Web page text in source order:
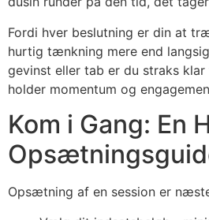
Fordi hver beslutning er din at
hurtig tænkning mere end
gevinst eller tab er du straks
holder momentum og
Kom i Gang: En
Opsætning af en session er